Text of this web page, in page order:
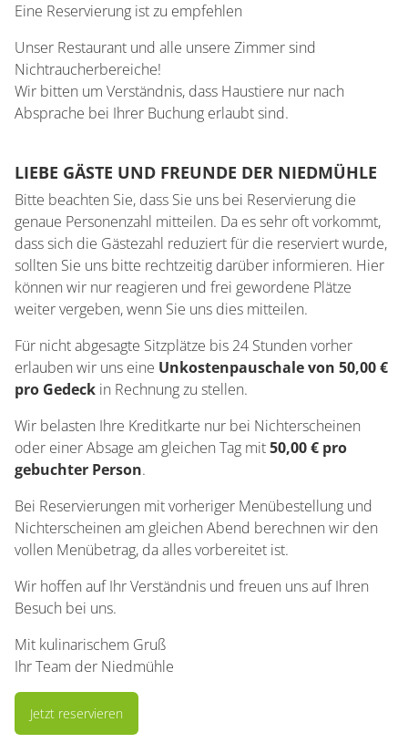
Eine Reservierung ist zu empfehlen
Unser Restaurant und alle unsere Zimmer sind
Nichtraucherbereiche!
Wir bitten um Verständnis, dass Haustiere nur nach
Absprache bei Ihrer Buchung erlaubt sind.
LIEBE GÄSTE UND FREUNDE DER NIEDMÜHLE
Bitte beachten Sie, dass Sie uns bei Reservierung die
genaue Personenzahl mitteilen. Da es sehr oft vorkommt,
dass sich die Gästezahl reduziert für die reserviert wurde,
sollten Sie uns bitte rechtzeitig darüber informieren. Hier
können wir nur reagieren und frei gewordene Plätze
weiter vergeben, wenn Sie uns dies mitteilen.
Für nicht abgesagte Sitzplätze bis 24 Stunden vorher
erlauben wir uns eine Unkostenpauschale von 50,00 €
pro Gedeck in Rechnung zu stellen.
Wir belasten Ihre Kreditkarte nur bei Nichterscheinen
oder einer Absage am gleichen Tag mit50,00 € pro
gebuchter Person.
Bei Reservierungen mit vorheriger Menübestellung und
Nichterscheinen am gleichen Abend berechnen wir den
vollen Menübetrag, da alles vorbereitet ist.
Wir hoffen auf Ihr Verständnis und freuen uns auf Ihren
Besuch bei uns.
Mit kulinarischem Gruß
Ihr Team der Niedmühle
Jetzt reservieren